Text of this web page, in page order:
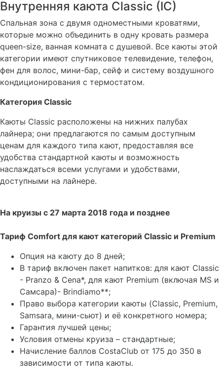
Внутренняя каюта Classic (IC)
Cпальная зона с двумя одноместными кроватями,
которые можно объединить в одну кровать размера
queen-size, ванная комната с душевой. Все каюты этой
категории имеют спутниковое телевидение, телефон,
фен для волос, мини-бар, сейф и систему воздушного
кондиционирования с термостатом.
Категория Classic
Каюты Classic расположены на нижних палубах
лайнера; они предлагаются по самым доступным
ценам для каждого типа кают, предоставляя все
удобства стандартной каюты и возможность
наслаждаться всеми услугами и удобствами,
доступными на лайнере.
На круизы с 27 марта 2018 года и позднее
Тариф Comfort для кают категорий Classic и Premium
Опция на каюту до 8 дней;
В тариф включен пакет напитков: для кают Classic
- Pranzo & Cena*, для кают Premium (включая MS и
Самсара)- Brindiamo**;
Право выбора категории каюты (Classic, Premium,
Samsara, мини-сьют) и её конкретного номера;
Гарантия лучшей цены;
Условия отмены круиза – стандартные;
Начисление баллов CostaClub от 175 до 350 в
зависимости от типа каюты.